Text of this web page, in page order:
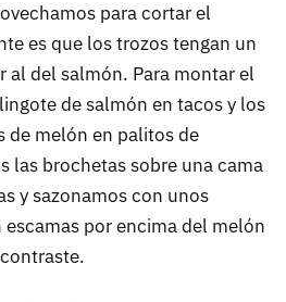
para cortar el
es que los trozos tengan un
al del salmón. Para montar el
de salmón en tacos y los
de melón en palitos de
las brochetas sobre una cama
y sazonamos con unos
por encima del melón